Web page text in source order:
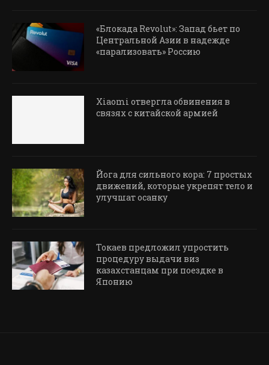
«Блокада Revolut»: Запад бьет по
Центральной Азии в надежде
«парализовать» Россию
Xiaomi отвергла обвинения в
связях с китайской армией
Йога для сильного кора: 7 простых
движений, которые укрепят тело и
улучшат осанку
Токаев предложил упростить
процедуру выдачи виз
казахстанцам при поездке в
Японию